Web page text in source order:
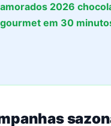
2026
em 30